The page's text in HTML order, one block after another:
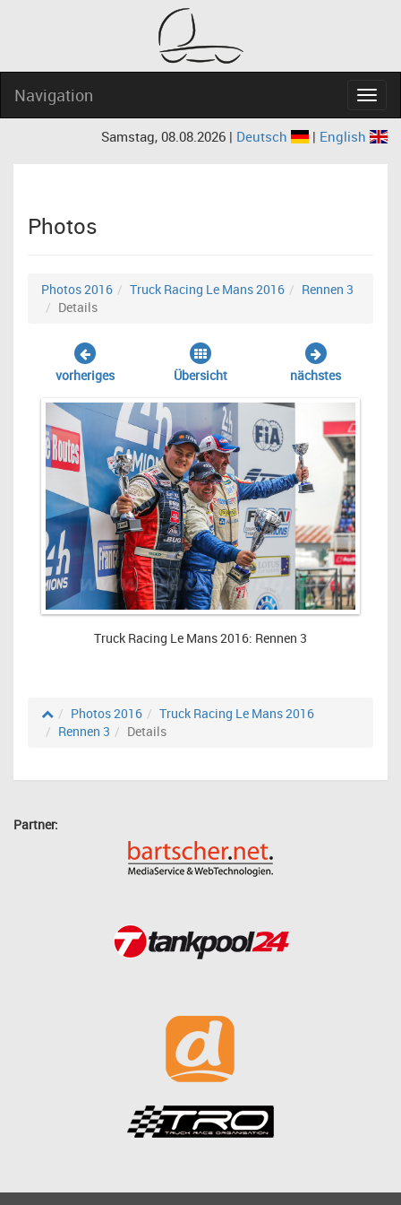
Navigation
Samstag, 08.08.2026 | Deutsch | English
Photos
Photos 2016 Truck Racing Le Mans 2016
Rennen 3
Details
vorheriges Übersicht nächstes
Truck Racing Le Mans 2016: Rennen 3
Photos 2016
Truck Racing Le Mans 2016
Rennen 3
Details
Partner: